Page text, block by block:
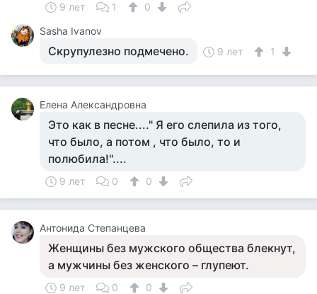
9 лет 1
0
Sasha Ivanov
Скрупулезно подмечено. 9 лет 1
Елена Александровна
Это как в песне...." Я его слепила из того,
что было, а потом , что было, то и
полюбила!"....
9 лет 0 0
Антонида Степанцева
Женщины без мужского общества блекнут,
а мужчины без женского – глупеют.
9 лет 0 0